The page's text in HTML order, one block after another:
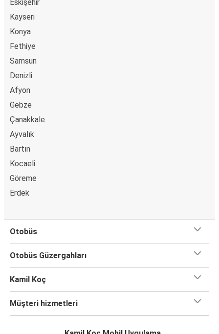
Serik
Serik
Eskişehir
Kayseri
Konya
Fethiye
Samsun
Denizli
Afyon
Gebze
Çanakkale
Ayvalık
Bartın
Kocaeli
Göreme
Erdek
Otobüs
Otobüs Güzergahları
Kamil Koç
Müşteri hizmetleri